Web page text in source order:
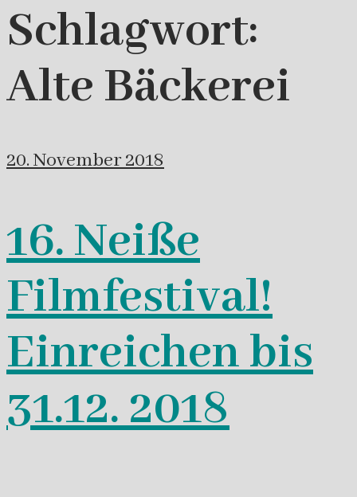
Schlagwort:
Alte Bäckerei
20. November 2018
16. Neiße
Filmfestival!
Einreichen bis
31.12. 2018